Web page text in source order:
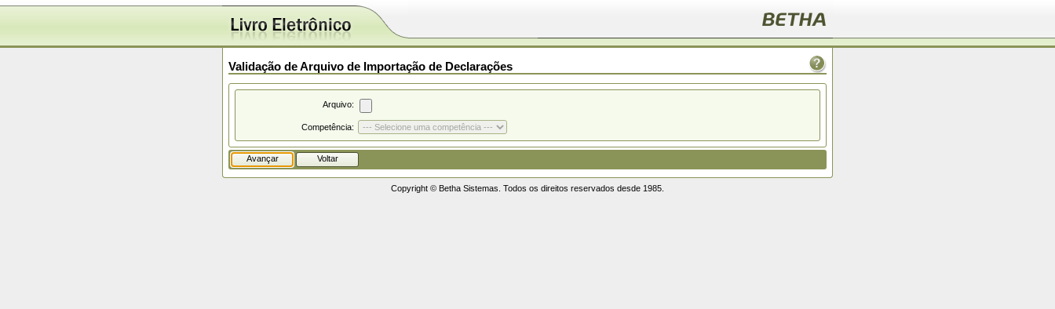
Validação de Arquivo de Importação de Declarações
Arquivo:
Competência:
Copyright © Betha Sistemas. Todos os direitos reservados desde 1985.